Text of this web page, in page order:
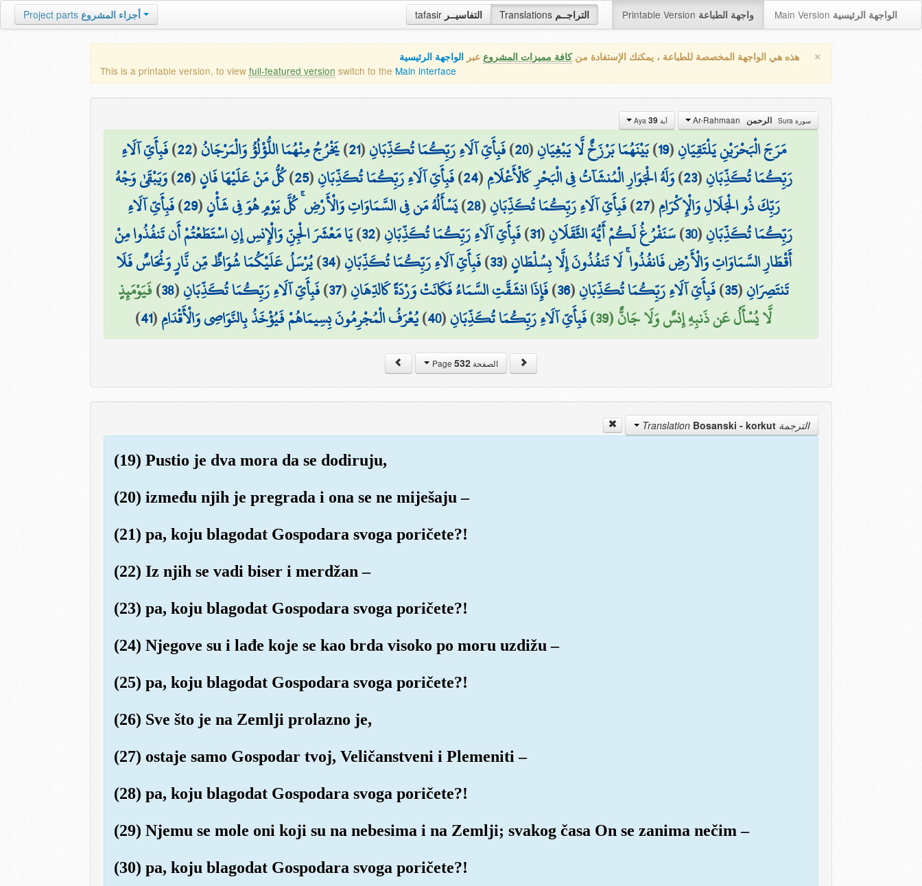
tafasir التفاسيــر Translations التراجــم Printable Version واجهة الطباعة Main Version الواجهة الرئيسية Project parts أجزاء المشروع
× هذه هي الواجهة المخصصة للطباعة ، يمكنك الإستفادة منكافة مميزات المشروع عبر الواجهة الرئيسية
This is a printable version, to view full-featured version switch to the Main interface
سورة Sura الرحمن آية Aya 39
مَرَجَ الْبَحْرَيْنِ يَلْتَقِيَانِ(
19
)بَيْنَهُمَا بَرْزَخٌ لَّا يَبْغِيَانِ(
20
)فَبِأَيِّ آلَاءِ رَبِّكُمَا تُكَذِّبَانِ(
21
)يَخْرُجُ مِنْهُمَا اللُّؤْلُؤُ وَالْمَرْجَانُ(
22
)فَبِأَيِّ آلَاءِ
رَبِّكُمَا تُكَذِّبَانِ(
23
)وَلَهُ الْجَوَارِ الْمُنشَآتُ فِي الْبَحْرِ كَالْأَعْلَامِ(
24
)فَبِأَيِّ آلَاءِ رَبِّكُمَا تُكَذِّبَانِ(
25
)كُلُّ مَنْ عَلَيْهَا فَانٍ(
26
)وَيَبْقَىٰ وَجْهُ
رَبِّكَ ذُو الْجَلَالِ وَالْإِكْرَامِ(
27
)فَبِأَيِّ آلَاءِ رَبِّكُمَا تُكَذِّبَانِ(
28
)يَسْأَلُهُ مَن فِي السَّمَاوَاتِ وَالْأَرْضِ ۚ كُلَّ يَوْمٍ هُوَ فِي شَأْنٍ(
29
)فَبِأَيِّ آلَاءِ
رَبِّكُمَا تُكَذِّبَانِ(
30
)سَنَفْرُغُ لَكُمْ أَيُّهَ الثَّقَلَانِ(
31
)فَبِأَيِّ آلَاءِ رَبِّكُمَا تُكَذِّبَانِ(
32
)يَا مَعْشَرَ الْجِنِّ وَالْإِنسِ إِنِ اسْتَطَعْتُمْ أَن تَنفُذُوا مِنْ
أَقْطَارِ السَّمَاوَاتِ وَالْأَرْضِ فَانفُذُوا ۚ لَا تَنفُذُونَ إِلَّا بِسُلْطَانٍ(
33
)فَبِأَيِّ آلَاءِ رَبِّكُمَا تُكَذِّبَانِ(
34
)يُرْسَلُ عَلَيْكُمَا شُوَاظٌ مِّن نَّارٍ وَنُحَاسٌ فَلَا
تَنتَصِرَانِ(
35
)فَبِأَيِّ آلَاءِ رَبِّكُمَا تُكَذِّبَانِ(
36
)فَإِذَا انشَقَّتِ السَّمَاءُ فَكَانَتْ وَرْدَةً كَالدِّهَانِ(
37
)فَبِأَيِّ آلَاءِ رَبِّكُمَا تُكَذِّبَانِ(
38
)فَيَوْمَئِذٍ
لَّا يُسْأَلُ عَن ذَنبِهِ إِنسٌ وَلَا جَانٌّ (39)
فَبِأَيِّ آلَاءِ رَبِّكُمَا تُكَذِّبَانِ(
40
)يُعْرَفُ الْمُجْرِمُونَ بِسِيمَاهُمْ فَيُؤْخَذُ بِالنَّوَاصِي وَالْأَقْدَامِ(
41
)
الصفحة Page532
الترجمة Translation Bosanski - korkut
(19) Pustio je dva mora da se dodiruju,
(20) između njih je pregrada i ona se ne miješaju –
(21) pa, koju blagodat Gospodara svoga poričete?!
(22) Iz njih se vadi biser i merdžan –
(23) pa, koju blagodat Gospodara svoga poričete?!
(24) Njegove su i lađe koje se kao brda visoko po moru uzdižu –
(25) pa, koju blagodat Gospodara svoga poričete?!
(26) Sve što je na Zemlji prolazno je,
(27) ostaje samo Gospodar tvoj, Veličanstveni i Plemeniti –
(28) pa, koju blagodat Gospodara svoga poričete?!
(29) Njemu se mole oni koji su na nebesima i na Zemlji; svakog časa On se zanima nečim –
(30) pa, koju blagodat Gospodara svoga poričete?!